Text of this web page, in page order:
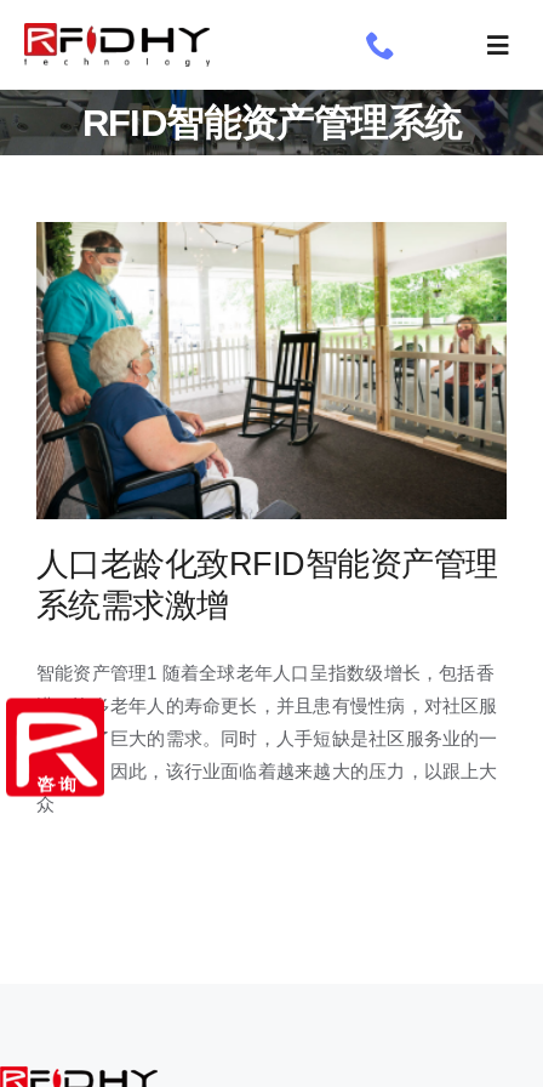
容
切
换
导
航
了解我们
应用领域
定制标签 专享
新闻专栏
RFID智能资产管理系统
人口老龄化致RFID智能资产管理
系统需求激增
智能资产管理1 随着全球老年人口呈指数级增长，包括香
港。许多老年人的寿命更长，并且患有慢性病，对社区服
务产生了巨大的需求。同时，人手短缺是社区服务业的一
大难题。因此，该行业面临着越来越大的压力，以跟上大
众